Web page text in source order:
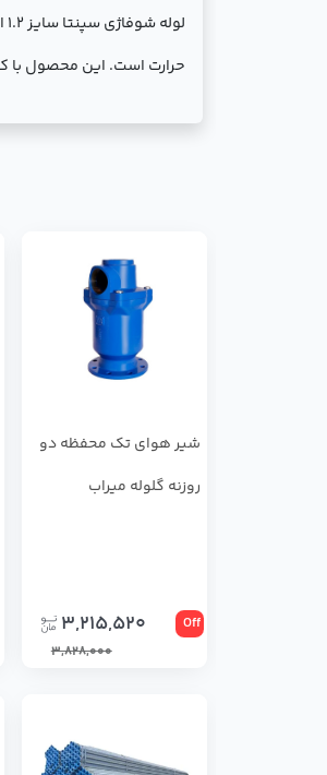
حرارت است. این محصول با
شیر هوای تک محفظه دو
روزنه گلوله میراب
Off
3,215,520
3,828,000